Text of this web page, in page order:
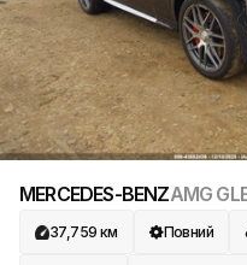
MERCEDES-BENZ
37,759 км Повний